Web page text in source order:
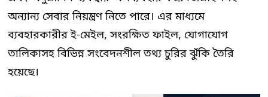
অন্যান্য সেবার নিয়ন্ত্রণ নিতে পারে। এর মাধ্যমে
ব্যবহারকারীর ই-মেইল, সংরক্ষিত ফাইল, যোগাযোগ
তালিকাসহ বিভিন্ন সংবেদনশীল তথ্য চুরির ঝুঁকি তৈরি
হয়েছে।